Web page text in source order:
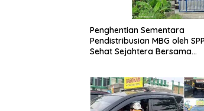
Penghentian Sementara
Pendistribusian MBG oleh
Sehat Sejahtera Bersama